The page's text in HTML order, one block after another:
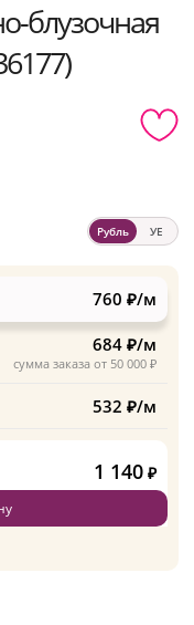
блузочная
Рубль УЕ
760 ₽/м
сумма заказа от 50 000 ₽
684 ₽/м
532 ₽/м
1 140 ₽